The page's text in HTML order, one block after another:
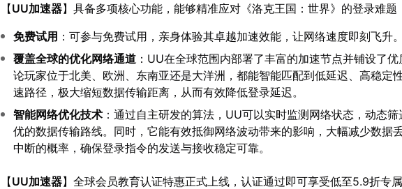
【UU加速器】具备多项核心功能，能够精准应对《洛克王国：世界》的登录难题
免费试用 ：可参与免费试用，亲身体验其卓越加速效能，让网络速度即刻飞升
覆盖全球的优化网络通道 ：UU在全球范围内部署了丰富的加速节点并铺设了
论玩家位于北美、欧洲、东南亚还是大洋洲，都能智能匹配到低延迟、高稳定
速路径，极大缩短数据传输距离，从而有效降低登录延迟。
智能网络优化技术 ：通过自主研发的算法，UU可以实时监测网络状态，动态
优的数据传输路线。同时，它能有效抵御网络波动带来的影响，大幅减少数据
中断的概率，确保登录指令的发送与接收稳定可靠。
【UU加速器】全球会员教育认证特惠正式上线，认证通过即可享受低至5.9折专